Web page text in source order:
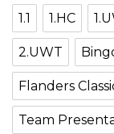
1.1 1.HC
2.UWT
Flanders
Team